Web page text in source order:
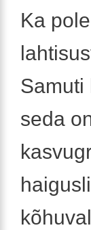
Ka
Samuti
seda